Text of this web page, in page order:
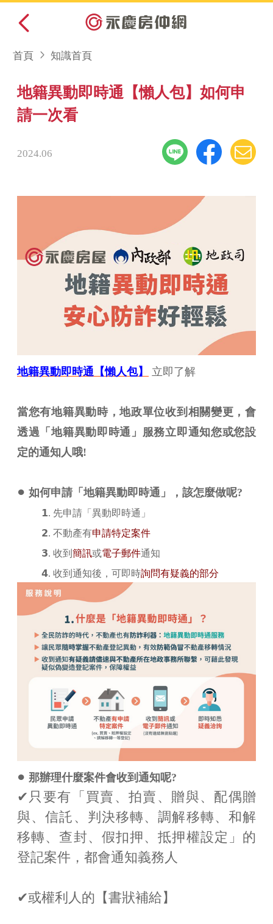
首頁 知識首頁
地籍異動即時通【懶人包】如何申
請一次看
2024.06
地籍異動即時通【懶人包】 立即了解
當您有地籍異動時，地政單位收到相關變更，會
透過「地籍異動即時通」服務立即通知您或您設
定的通知人哦!
● 如何申請「地籍異動即時通」，該怎麼做呢?
𝟭. 先申請「異動即時通」
𝟮. 不動產有申請特定案件
𝟯. 收到 簡訊或電子郵件通知
𝟰. 收到通知後，可即時詢問有疑義的部分
● 那辦理什麼案件會收到通知呢?
✔只要有「買賣、拍賣、贈與、配偶贈
與、信託、判決移轉、調解移轉、和解
移轉、查封、假扣押、抵押權設定」的
登記案件，都會通知義務人
✔或權利人的【書狀補給】